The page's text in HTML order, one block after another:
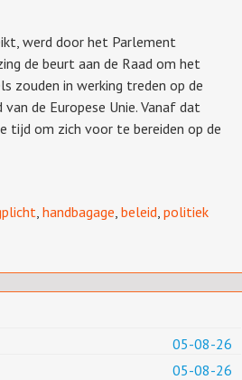
werd door het Parlement
de beurt aan de Raad om het
zouden in werking treden op de
de Europese Unie. Vanaf dat
tijd om zich voor te bereiden op de
handbagage beleid politiek
05-08-26
05-08-26